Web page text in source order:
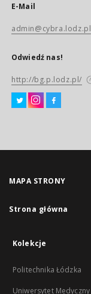
E-Mail
admin@cybra.lodz.pl
Odwiedź nas!
http://bg.p.lodz.pl/
MAPA STRONY
Strona główna
Kolekcje
Politechnika Łódzka
Uniwersytet Medyczny